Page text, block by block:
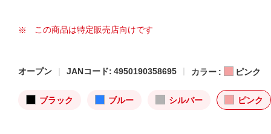
この商品は特定販売店向けです
オープン JANコード: 4950190358695 カラー : ピンク
ブラック ブルー シルバー ピンク